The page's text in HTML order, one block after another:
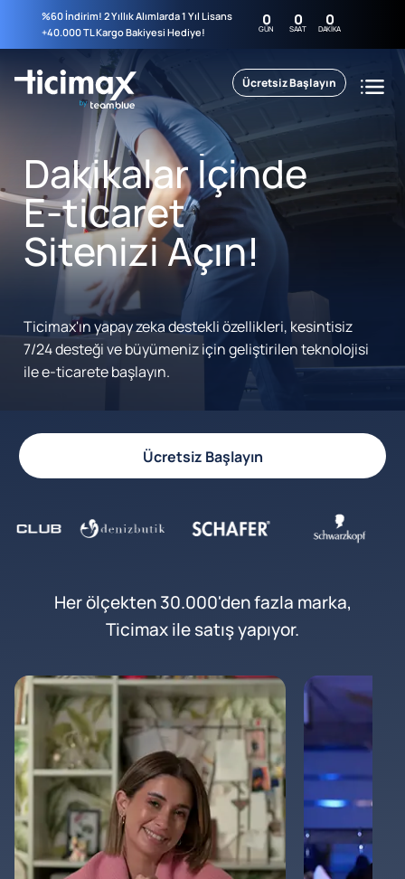
%60 İndirim! 2 Yıllık Alımlarda 1 Yıl Lisans
+40.000 TL Kargo Bakiyesi Hediye!
0
GÜN 0
SAAT 0
DAKIKA
Ücretsiz Başlayın
Dakikalar İçinde
E-ticaret
Sitenizi Açın!
Ticimax'ın yapay zeka destekli özellikleri, kesintisiz
7/24 desteği ve büyümeniz için geliştirilen teknolojisi
ile e-ticarete başlayın.
Ücretsiz Başlayın
Her ölçekten 30.000'den fazla marka,
Ticimax ile satış yapıyor.